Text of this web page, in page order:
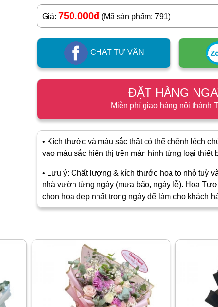
Giá: 750.000đ (Mã sản phẩm: 791)
CHAT TƯ VẤN
ĐẶT HÀNG
Miễn phí giao hàng nội thành
• Kích thước và màu sắc thật có thể chênh lệch
vào màu sắc hiển thị trên màn hình từng loại thiết
• Lưu ý: Chất lượng & kích thước hoa to nhỏ tuỳ
nhà vườn từng ngày (mưa bão, ngày lễ). Hoa
chọn hoa đẹp nhất trong ngày để làm cho khách